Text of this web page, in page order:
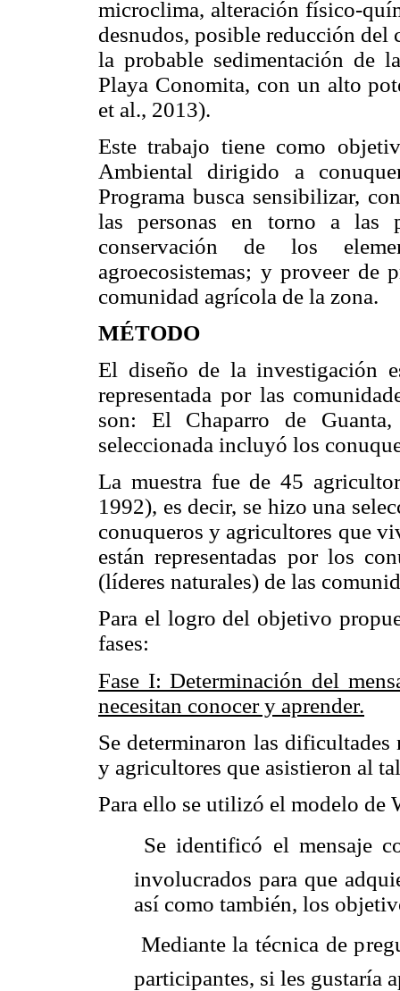
microclima, alteración físico-
desnudos, posible reducción del
la probable sedimentación de
Playa Conomita, con un alto
et al., 2013).
Este trabajo tiene como
Ambiental dirigido a
Programa busca sensibilizar,
las personas en torno a las
conservación de los
agroecosistemas; y proveer de
comunidad agrícola de la zona.
MÉTODO
El diseño de la investigación
representada por las
son: El Chaparro de
seleccionada incluyó los
La muestra fue de 45
1992), es decir, se hizo una
conuqueros y agricultores que
están representadas por los
(líderes naturales) de las
Para el logro del objetivo
fases:
Fase I: Determinación del
necesitan conocer y aprender.
Se determinaron las dificultades
y agricultores que asistieron al
Para ello se utilizó el modelo de
 Se identificó el mensaje
involucrados para que
así como también, los
 Mediante la técnica de
participantes, si les gustaría